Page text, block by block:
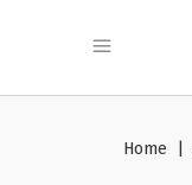
Home